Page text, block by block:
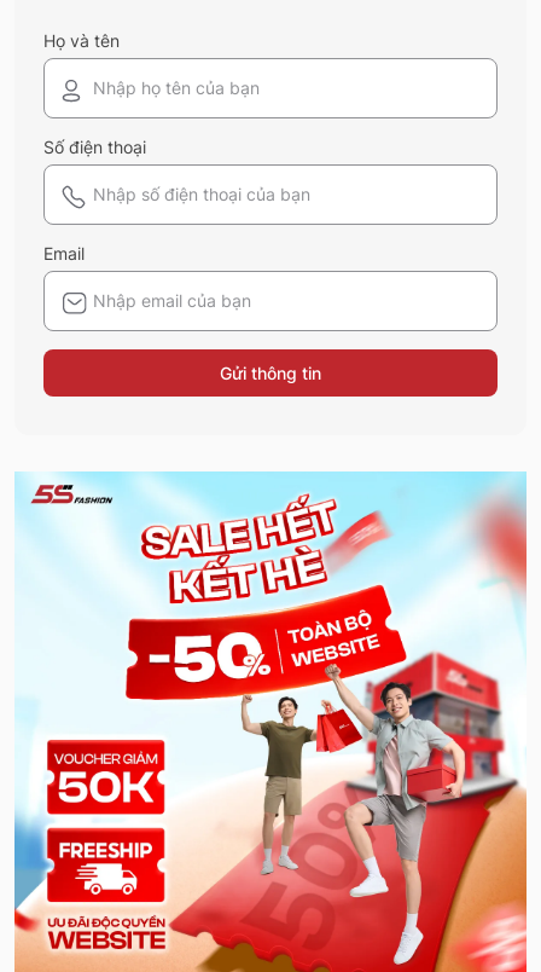
Họ và tên
Số điện thoại
Email
Gửi thông tin